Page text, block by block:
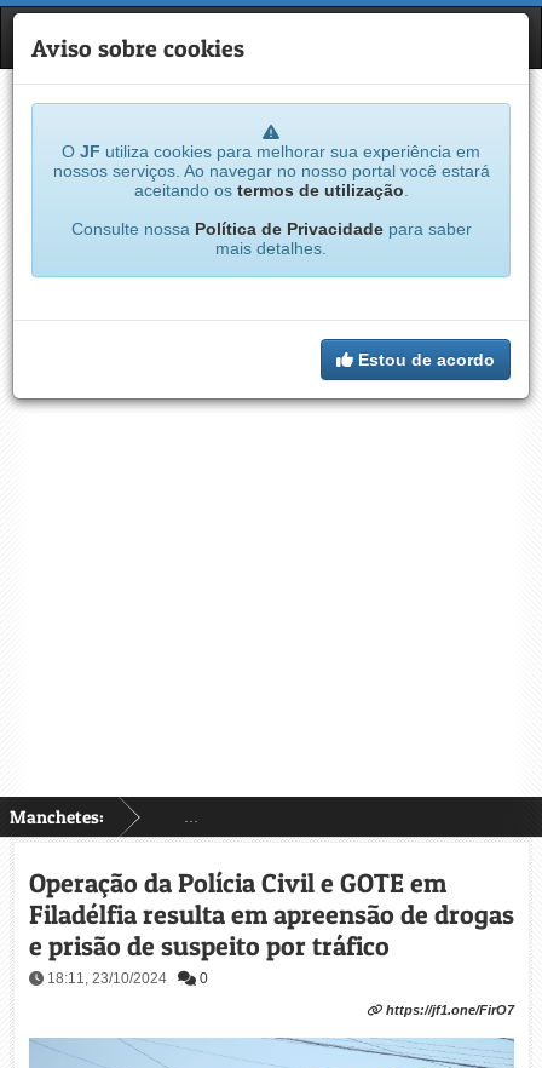
JF
Manchetes:
Aviso sobre cookies
O JF utiliza cookies para melhorar sua experiência em
nossos serviços. Ao navegar no nosso portal você estará
aceitando os termos de utilização
Consulte nossa Política de Privacidadepara saber
mais detalhes.
Estou de acordo
Operação da Polícia Civil e GOTE em
Filadélfia resulta em apreensão de drogas
e prisão de suspeito por tráfico
18:11, 23/10/2024 0
https://jf1.one/FirO7